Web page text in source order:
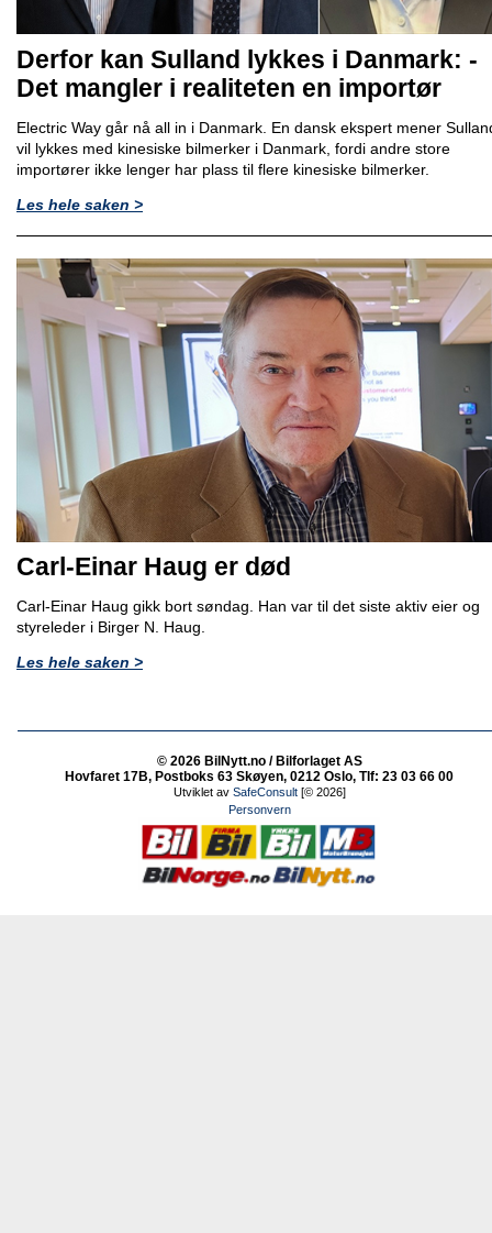
Derfor kan Sulland lykkes i Danmark: -
Det mangler i realiteten en importør
Electric Way går nå all in i Danmark. En dansk ekspert mener
vil lykkes med kinesiske bilmerker i Danmark, fordi andre store
importører ikke lenger har plass til flere kinesiske bilmerker.
Les hele saken >
Carl-Einar Haug er død
Carl-Einar Haug gikk bort søndag. Han var til det siste aktiv eier og
styreleder i Birger N. Haug.
Les hele saken >
© 2026 BilNytt.no / Bilforlaget AS
Hovfaret 17B, Postboks 63 Skøyen, 0212 Oslo, Tlf: 23 03 66 00
Utviklet av SafeConsult[© 2026]
Personvern